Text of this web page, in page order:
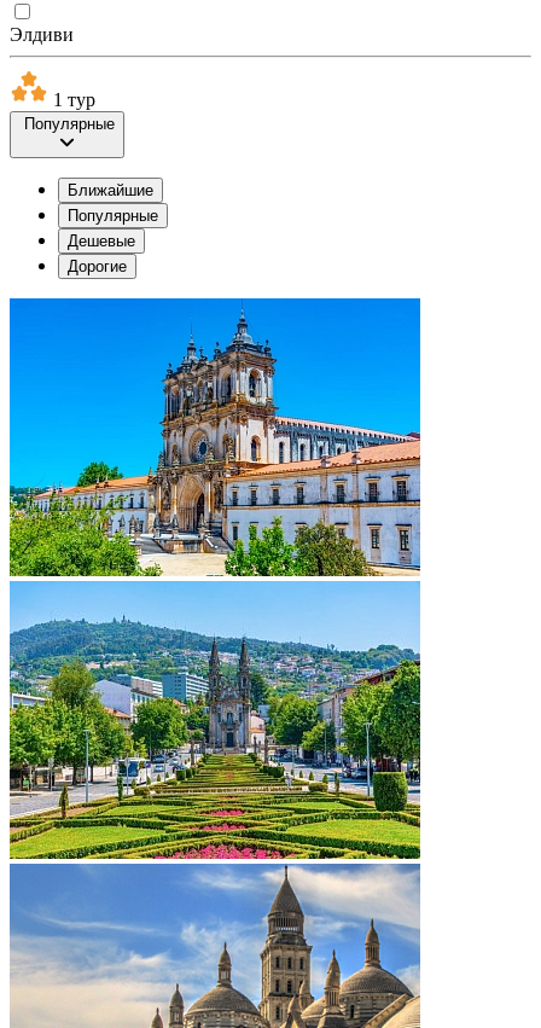
Элдиви
1 тур
Популярные
Ближайшие
Популярные
Дешевые
Дорогие